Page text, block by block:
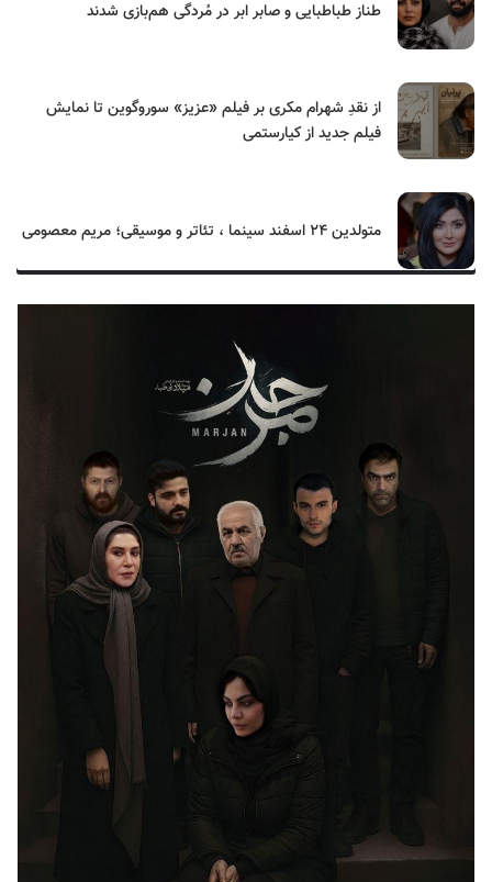
طناز طباطبایی و صابر ابر در مُردگی هم‌بازی شدند
از نقدِ شهرام مکری بر فیلم «عزیز» سوروگوین تا نمایش
فیلم جدید از کیارستمی
متولدین ۲۴ اسفند سینما ، تئاتر و موسیقی؛ مریم معصومی